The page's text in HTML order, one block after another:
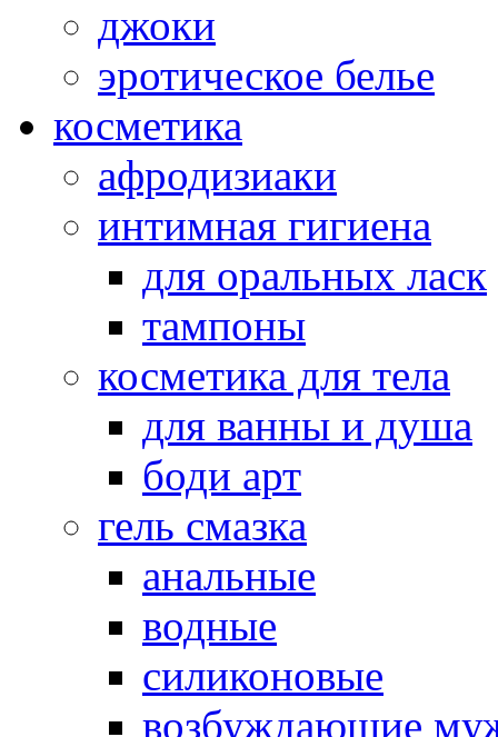
джоки
эротическое белье
косметика
афродизиаки
интимная гигиена
для оральных ласк
тампоны
косметика для тела
для ванны и душа
боди арт
гель смазка
анальные
водные
силиконовые
возбуждающие